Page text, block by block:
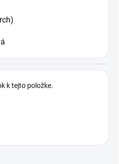
k tejto položke.